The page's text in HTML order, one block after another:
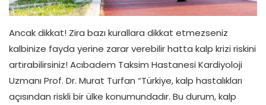
Ancak dikkat! Zira bazı kurallara dikkat etmezseniz
kalbinize fayda yerine zarar verebilir hatta kalp krizi riskini
artırabilirsiniz! Acıbadem Taksim Hastanesi Kardiyoloji
Uzmanı Prof. Dr. Murat Turfan “Türkiye, kalp hastalıkları
açısından riskli bir ülke konumundadır. Bu durum, kalp